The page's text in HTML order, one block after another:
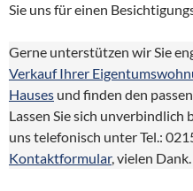
Sie uns für einen
Gerne unterstützen wir Sie
Verkauf Ihrer
Hauses und finden den
Lassen Sie sich
uns telefonisch unter Tel.:
Kontaktformular, vielen Dank.